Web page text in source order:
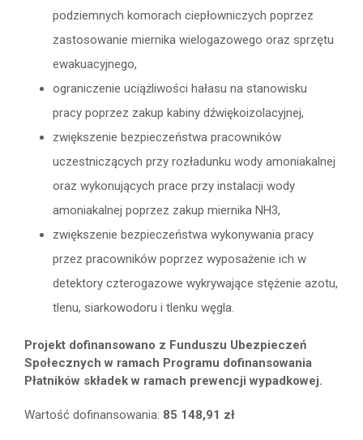
podziemnych komorach ciepłowniczych poprzez
zastosowanie miernika wielogazowego oraz sprzętu
ewakuacyjnego,
ograniczenie uciążliwości hałasu na stanowisku
pracy poprzez zakup kabiny dźwiękoizolacyjnej,
zwiększenie bezpieczeństwa pracowników
uczestniczących przy rozładunku wody amoniakalnej
oraz wykonujących prace przy instalacji wody
amoniakalnej poprzez zakup miernika NH3,
zwiększenie bezpieczeństwa wykonywania pracy
przez pracowników poprzez wyposażenie ich w
detektory czterogazowe wykrywające stężenie azotu,
tlenu, siarkowodoru i tlenku węgla.
Projekt dofinansowano z Funduszu Ubezpieczeń
Społecznych w ramach Programu dofinansowania
Płatników składek w ramach prewencji wypadkowej.
Wartość dofinansowania: 85 148,91 zł